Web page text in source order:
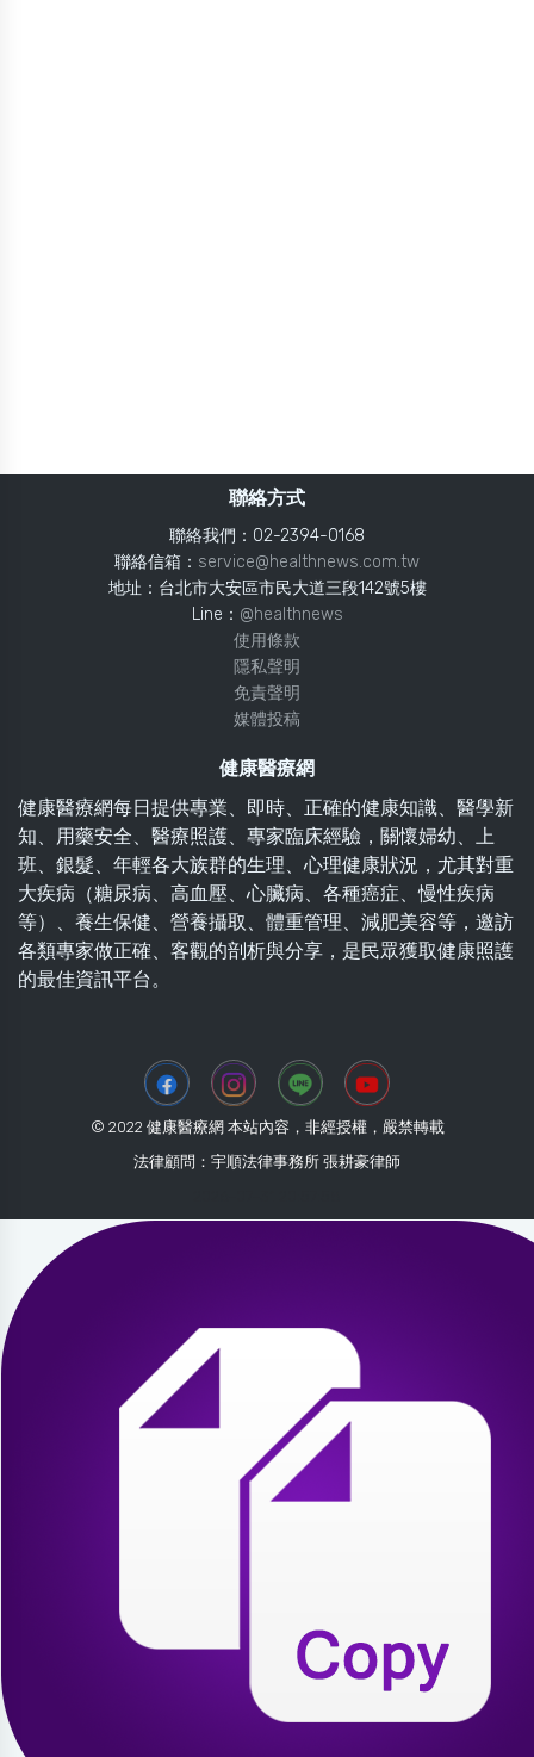
聯絡方式
聯絡我們：02-2394-0168
聯絡信箱： service@healthnews.com.tw
地址：台北市大安區市民大道三段142號5樓
Line： @healthnews
使用條款
隱私聲明
免責聲明
媒體投稿
健康醫療網
健康醫療網每日提供專業、即時、正確的健康知識、醫學新
知、用藥安全、醫療照護、專家臨床經驗，關懷婦幼、上
班、銀髮、年輕各大族群的生理、心理健康狀況，尤其對重
大疾病（糖尿病、高血壓、心臟病、各種癌症、慢性疾病
等）、養生保健、營養攝取、體重管理、減肥美容等，邀訪
各類專家做正確、客觀的剖析與分享，是民眾獲取健康照護
的最佳資訊平台。
© 2022 健康醫療網 本站內容，非經授權，嚴禁轉載
法律顧問：宇順法律事務所 張耕豪律師